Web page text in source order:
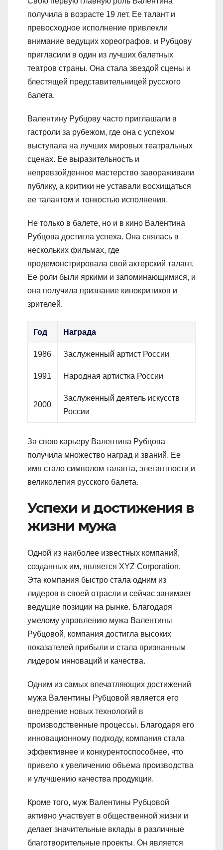
получила в возрасте 19 лет. Ее талант и
превосходное исполнение привлекли
внимание ведущих хореографов, и Рубцову
пригласили в один из лучших балетных
театров страны. Она стала звездой сцены и
блестящей представительницей русского
балета.
Валентину Рубцову часто приглашали в
гастроли за рубежом, где она с успехом
выступала на лучших мировых театральных
сценах. Ее выразительность и
непревзойденное мастерство завораживали
публику, а критики не уставали восхищаться
ее талантом и тонкостью исполнения.
Не только в балете, но и в кино Валентина
Рубцова достигла успеха. Она снялась в
нескольких фильмах, где
продемонстрировала свой актерский талант.
Ее роли были яркими и запоминающимися, и
она получила признание кинокритиков и
зрителей.
Год Награда
1986 Заслуженный артист России
1991 Народная артистка России
2000
Заслуженный деятель искусств
России
За свою карьеру Валентина Рубцова
получила множество наград и званий. Ее
имя стало символом таланта, элегантности и
великолепия русского балета.
Успехи и достижения в
жизни мужа
Одной из наиболее известных компаний,
созданных им, является XYZ Corporation.
Эта компания быстро стала одним из
лидеров в своей отрасли и сейчас занимает
ведущие позиции на рынке. Благодаря
умелому управлению мужа Валентины
Рубцовой, компания достигла высоких
показателей прибыли и стала признанным
лидером инноваций и качества.
Одним из самых впечатляющих достижений
мужа Валентины Рубцовой является его
внедрение новых технологий в
производственные процессы. Благодаря его
инновационному подходу, компания стала
эффективнее и конкурентоспособнее, что
привело к увеличению объема производства
и улучшению качества продукции.
Кроме того, муж Валентины Рубцовой
активно участвует в общественной жизни и
делает значительные вклады в различные
благотворительные проекты. Он является